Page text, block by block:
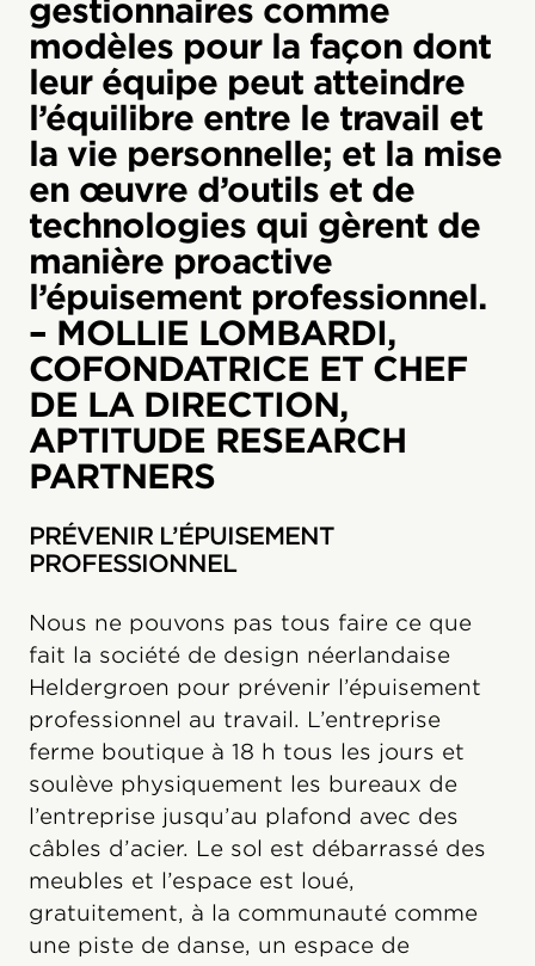
gestionnaires comme
modèles pour la façon dont
leur équipe peut atteindre
l’équilibre entre le travail et
la vie personnelle; et la mise
en œuvre d’outils et de
technologies qui gèrent de
manière proactive
l’épuisement professionnel.
– MOLLIE LOMBARDI,
COFONDATRICE ET CHEF
DE LA DIRECTION,
APTITUDE RESEARCH
PARTNERS
PRÉVENIR L’ÉPUISEMENT
PROFESSIONNEL
Nous ne pouvons pas tous faire ce que
fait la société de design néerlandaise
Heldergroen pour prévenir l’épuisement
professionnel au travail. L’entreprise
ferme boutique à 18 h tous les jours et
soulève physiquement les bureaux de
l’entreprise jusqu’au plafond avec des
câbles d’acier. Le sol est débarrassé des
meubles et l’espace est loué,
gratuitement, à la communauté comme
une piste de danse, un espace de